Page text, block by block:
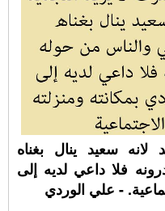
لانه سعيد ينال بغناه
فلا داعي لديه إلى
- علي الوردي